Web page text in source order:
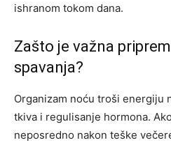
ishranom tokom dana.
Zašto je važna
spavanja?
Organizam noću troši energiju
tkiva i regulisanje hormona.
neposredno nakon teške